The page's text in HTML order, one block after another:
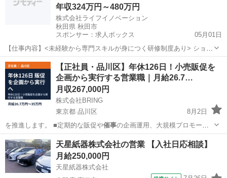
年収324万円～480万円
株式会社ライフイノベーション
秋田県 秋田市
スポンサー：求人ボックス
05月01日
【仕事内容】<未経験から専門スキルが身につく研修制度あり> ショッ
ピングセンター等での催事買取会場にて、営業・企画・管理業務を担
当します。 具体的には 主に関東・東北エリアの商業施設内で、宝石や
貴金属の買取イベントを運営し、接客か...
正社員
【正社員・品川区】年休126日！小売販促を
企画から実行する営業職｜月給26.7…
月収267,000円
株式会社BRING
東京都 品川区
8月2日
を推進します。 ■定期的な販促や催事の企画運用、大規模プロモーシ
ョンの実現…
東京 品川区 営業 販促
天星紙器株式会社の営業 【入社日応相談】
月給250,000円
天星紙器株式会社